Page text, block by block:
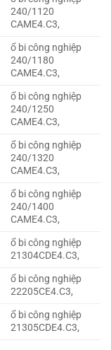
240/1120
CAME4.C3,
ổ bi công nghiệp
240/1180
CAME4.C3,
ổ bi công nghiệp
240/1250
CAME4.C3,
ổ bi công nghiệp
240/1320
CAME4.C3,
ổ bi công nghiệp
240/1400
CAME4.C3,
ổ bi công nghiệp
21304CDE4.C3,
ổ bi công nghiệp
22205CE4.C3,
ổ bi công nghiệp
21305CDE4.C3,